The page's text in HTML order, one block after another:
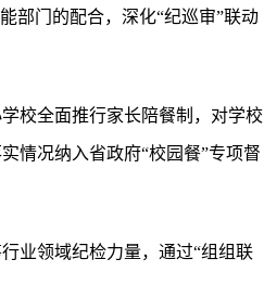
部门的配合，深化“纪巡审”联动
校全面推行家长陪餐制，对学校
情况纳入省政府“校园餐”专项督
业领域纪检力量，通过“组组联